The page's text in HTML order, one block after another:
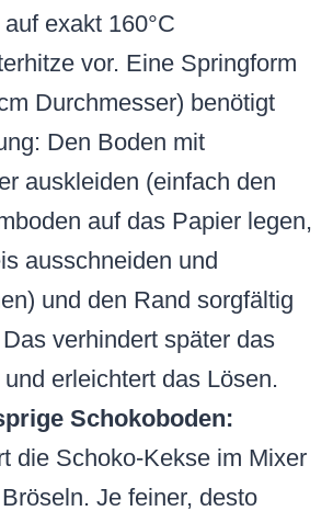
exakt 160°C
vor. Eine Springform
Durchmesser) benötigt
Den Boden mit
auskleiden (einfach den
auf das Papier legen,
ausschneiden und
und den Rand sorgfältig
verhindert später das
erleichtert das Lösen.
Schokoboden:
die Schoko-Kekse im Mixer
Je feiner, desto